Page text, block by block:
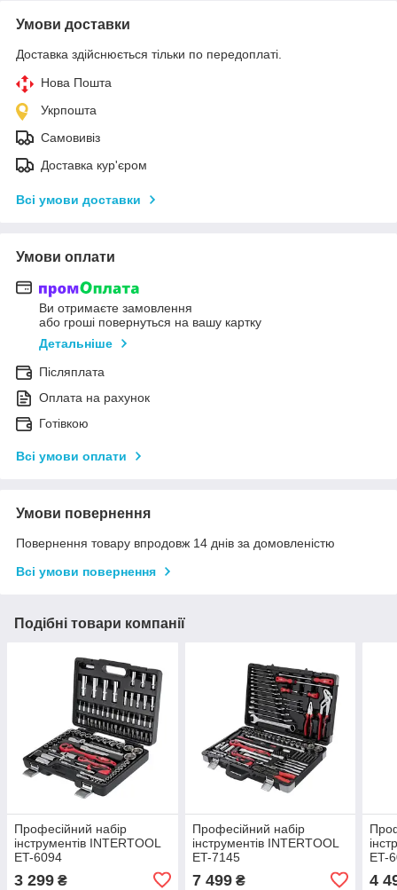
Умови доставки
Доставка здійснюється тільки по передоплаті.
Нова Пошта
Укрпошта
Самовивіз
Доставка кур'єром
Всі умови доставки
Умови оплати
Ви отримаєте замовлення
або гроші повернуться на вашу картку
Детальніше
Післяплата
Оплата на рахунок
Готівкою
Всі умови оплати
Умови повернення
Повернення товару впродовж 14 днів за домовленістю
Всі умови повернення
Подібні товари компанії
Професійний набір
інструментів INTERTOOL
ET-6094
3 299 ₴
Професійний набір
інструментів INTERTOOL
ET-7145
7 499₴
ET-
4